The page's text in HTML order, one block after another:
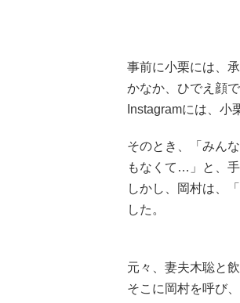
事前に小栗には、
かなか、ひでえ顔
Instagramには、小
そのとき、「みん
もなくて…」と、
しかし、岡村は、
した。
元々、妻夫木聡と
そこに岡村を呼び